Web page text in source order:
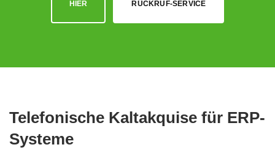
HIER RÜCKRUF-SERVICE
Telefonische Kaltakquise für ERP-
Systeme